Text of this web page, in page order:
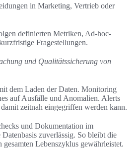
in Marketing, Vertrieb oder
definierten Metriken, Ad-hoc-
Fragestellungen.
und Qualitätssicherung von
dem Laden der Daten. Monitoring
auf Ausfälle und Anomalien. Alerts
zeitnah eingegriffen werden kann.
und Dokumentation im
zuverlässig. So bleibt die
gesamten Lebenszyklus gewährleistet.